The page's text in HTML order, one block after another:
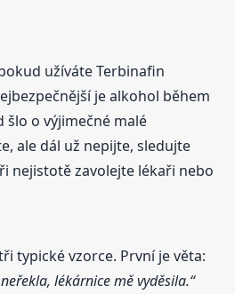
užíváte Terbinafin
je alkohol během
šlo o výjimečné malé
ale dál už nepijte, sledujte
nejistotě zavolejte lékaři nebo
typické vzorce. První je věta:
lékárnice mě vyděsila.“